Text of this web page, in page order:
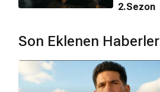
2.Sezon
Son Eklenen Haberler